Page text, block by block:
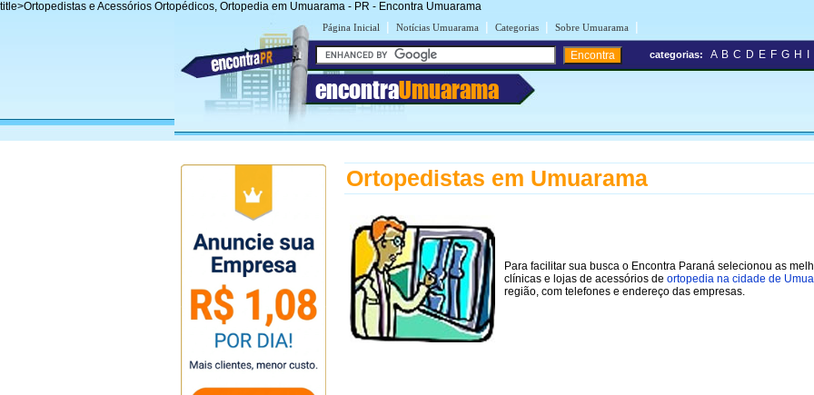
title>Ortopedistas e Acessórios Ortopédicos, Ortopedia em Umuarama - PR - Encontra Umuarama
Página Inicial | Notícias Umuarama | Categorias | Sobre Umuarama |
encontraUmuarama
categorias: A B C D E F G H
Ortopedistas em Umuarama
Para facilitar sua busca o Encontra Paraná selecionou as
clínicas e lojas de acessórios de ortopedia na cidade de
região, com telefones e endereço das empresas.